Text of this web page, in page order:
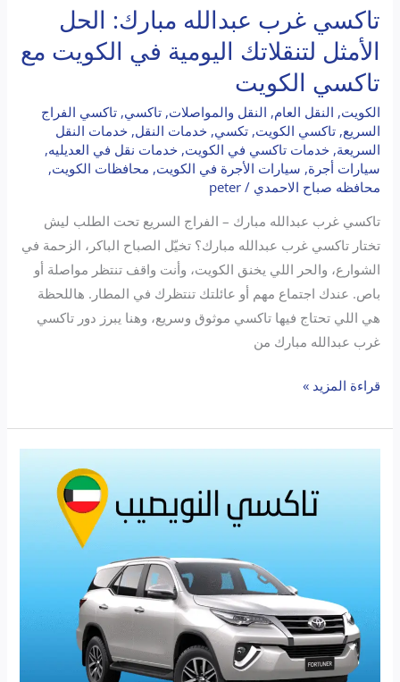
تاكسي غرب عبدالله مبارك: الحل
الأمثل لتنقلاتك اليومية في الكويت مع
تاكسي الكويت
الكويت, النقل العام, النقل والمواصلات,تاكسي,تاكسي الفراج
السريع,تاكسي الكويت,تكسي,خدمات النقل,خدمات النقل
السريعة,خدمات تاكسي في الكويت,خدمات نقل في العديليه,
سيارات أجرة, سيارات الأجرة في الكويت, محافظات الكويت,
محافظه صباح الاحمدي /
peter
تاكسي غرب عبدالله مبارك – الفراج السريع تحت الطلب ليش
تختار تاكسي غرب عبدالله مبارك؟ تخيّل الصباح الباكر، الزحمة في
الشوارع، والحر اللي يخنق الكويت، وأنت واقف تنتظر مواصلة أو
باص. عندك اجتماع مهم أو عائلتك تنتظرك في المطار. هاللحظة
هي اللي تحتاج فيها تاكسي موثوق وسريع، وهنا يبرز دور تاكسي
غرب عبدالله مبارك من
قراءة المزيد »
يوصلك
بضحكة
وسعادة